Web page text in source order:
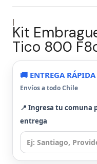
|
Kit
Tico 800
🚚 ENTREGA
Envíos a todo Chile
📍 Ingresa tu comuna
entrega